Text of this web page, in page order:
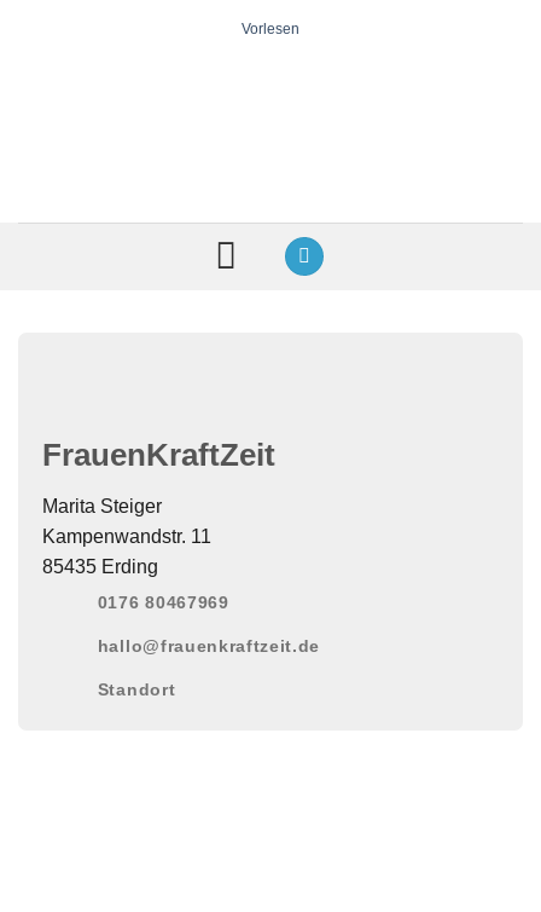
Vorlesen
FrauenKraftZeit
Marita Steiger
Kampenwandstr. 11
85435 Erding
0176 80467969
hallo@frauenkraftzeit.de
Standort